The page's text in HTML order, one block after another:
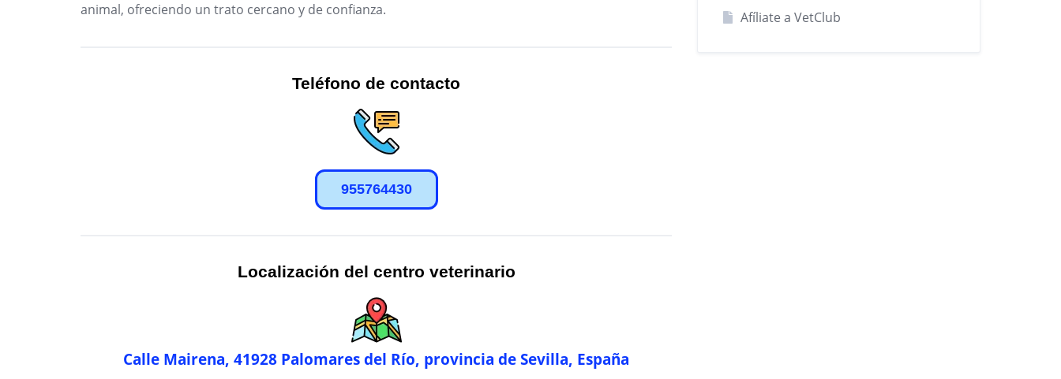
animal, ofreciendo un trato cercano y de confianza.
Teléfono de contacto
955764430
Localización del centro veterinario
Calle Mairena, 41928 Palomares del Río, provincia de Sevilla, España
Afíliate a VetClub